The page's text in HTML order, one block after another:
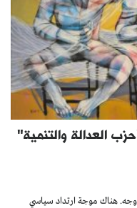
العدالة والتنمية"
هناك موجة ارتداد سياسي